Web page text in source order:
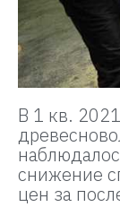
В 1 кв.
снижение
цен за